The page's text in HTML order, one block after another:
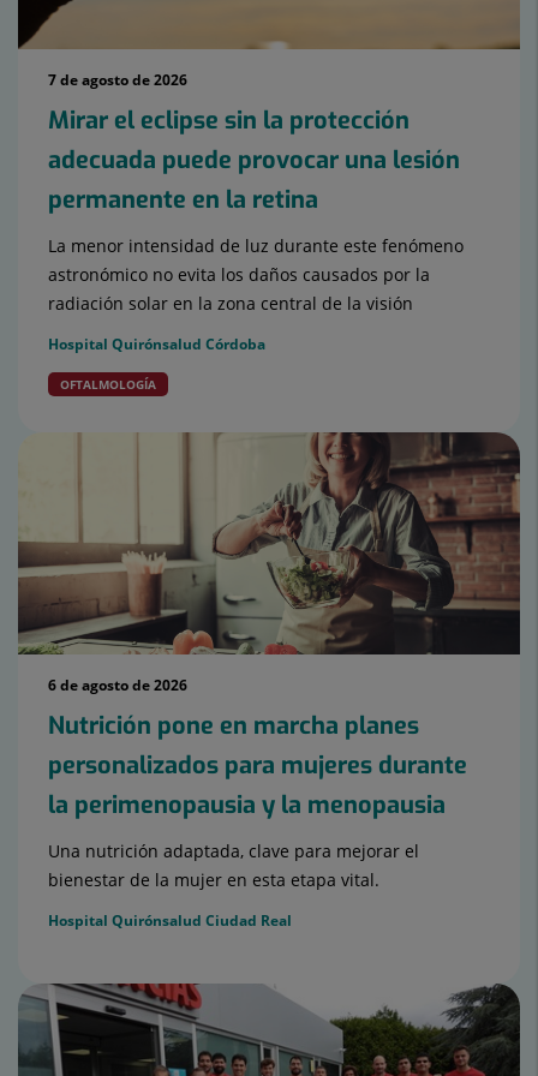
7 de agosto de 2026
Mirar el eclipse sin la protección
adecuada puede provocar una lesión
permanente en la retina
La menor intensidad de luz durante este fenómeno
astronómico no evita los daños causados por la
radiación solar en la zona central de la visión
Hospital Quirónsalud Córdoba
OFTALMOLOGÍA
6 de agosto de 2026
Nutrición pone en marcha planes
personalizados para mujeres durante
la perimenopausia y la menopausia
Una nutrición adaptada, clave para mejorar el
bienestar de la mujer en esta etapa vital.
Hospital Quirónsalud Ciudad Real